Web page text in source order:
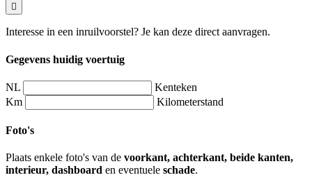
Interesse in een inruilvoorstel? Je kan deze direct aanvragen.
Gegevens huidig voertuig
NL
Kenteken
Km
Kilometerstand
Foto's
Plaats enkele foto's van de voorkant, achterkant, beide kanten,
interieur, dashboard en eventuele schade.